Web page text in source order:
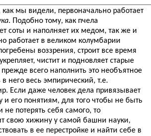
как мы видели, первоначально работает
. Подобно тому, как пчела
соты и наполняет их медом, так же и
работает в великом колумбарии
воззрения, строит все время
чистит и подновляет старые
всего наполнить это необъятное
него весь эмпирический, т.е.
Если даже человек дела привязывает
и его понятиям, для того чтобы не быть
потерять себя самого, то
свою хижину у самой башни науки,
в ее перестройке и найти себе в